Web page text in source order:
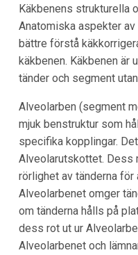
Käkbenens strukturella
Anatomiska aspekter
bättre förstå
käkbenen. Käkbenen är
tänder och segment
Alveolarben (segment
mjuk benstruktur som
specifika kopplingar.
Alveolarutskottet. Dess
rörlighet av tänderna för
Alveolarbenet omger
om tänderna hålls på
dess rot ut ur
Alveolarbenet och